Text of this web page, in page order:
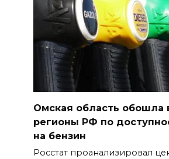
Омская область обошла
регионы РФ по
на бензин
Росстат проанализировал